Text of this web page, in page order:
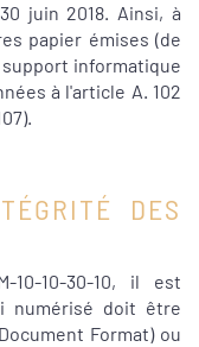
juin 2018. Ainsi, à
papier émises (de
informatique
à l'article A. 102
DES
10-10-30-10, il est
numérisé doit être
Format) ou